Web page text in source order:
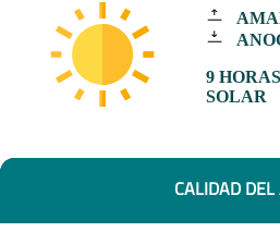
9
SOLAR
CALIDAD DEL